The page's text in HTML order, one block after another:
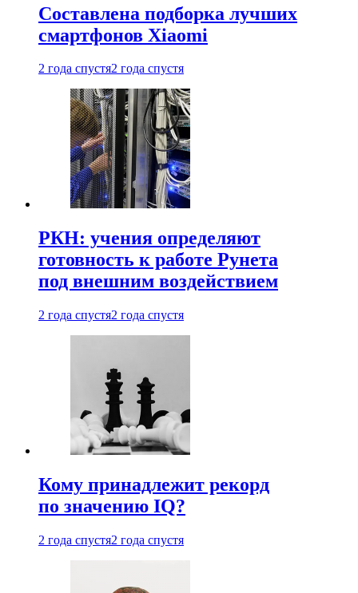
Составлена подборка лучших
смартфонов Xiaomi
2 года спустя2 года спустя
РКН: учения определяют
готовность к работе Рунета
под внешним воздействием
2 года спустя2 года спустя
Кому принадлежит рекорд
по значению IQ?
2 года спустя2 года спустя